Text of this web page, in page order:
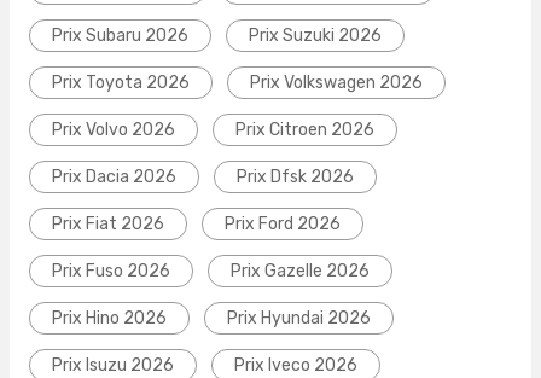
Prix Subaru 2026 Prix Suzuki 2026
Prix Toyota 2026 Prix Volkswagen 2026
Prix Volvo 2026 Prix Citroen 2026
Prix Dacia 2026 Prix Dfsk 2026
Prix Fiat 2026 Prix Ford 2026
Prix Fuso 2026 Prix Gazelle 2026
Prix Hino 2026 Prix Hyundai 2026
Prix Isuzu 2026 Prix Iveco 2026